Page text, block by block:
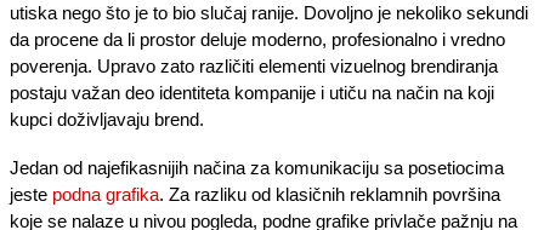
utiska nego što je to bio slučaj ranije. Dovoljno je nekoliko sekundi
da procene da li prostor deluje moderno, profesionalno i vredno
poverenja. Upravo zato različiti elementi vizuelnog brendiranja
postaju važan deo identiteta kompanije i utiču na način na koji
kupci doživljavaju brend.
Jedan od najefikasnijih načina za komunikaciju sa posetiocima
jeste podna grafika. Za razliku od klasičnih reklamnih površina
koje se nalaze u nivou pogleda, podne grafike privlače pažnju na